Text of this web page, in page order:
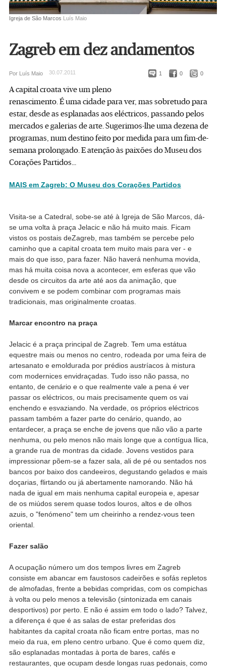
Igreja de São Marcos Luís Maio
Zagreb em dez andamentos
1 0 0
Por Luís Maio 30.07.2011
A capital croata vive um pleno
renascimento. É uma cidade para ver, mas sobretudo para
estar, desde as esplanadas aos eléctricos, passando pelos
mercados e galerias de arte. Sugerimos-lhe uma dezena de
programas, num destino feito por medida para um fim-de-
semana prolongado. E atenção às paixões do Museu dos
Corações Partidos...
MAIS em Zagreb: O Museu dos Corações Partidos
Visita-se a Catedral, sobe-se até à Igreja de São Marcos, dá-
se uma volta à praça Jelacic e não há muito mais. Ficam
vistos os postais deZagreb, mas também se percebe pelo
caminho que a capital croata tem muito mais para ver - e
mais do que isso, para fazer. Não haverá nenhuma movida,
mas há muita coisa nova a acontecer, em esferas que vão
desde os circuitos da arte até aos da animação, que
convivem e se podem combinar com programas mais
tradicionais, mas originalmente croatas.
Marcar encontro na praça
Jelacic é a praça principal de Zagreb. Tem uma estátua
equestre mais ou menos no centro, rodeada por uma feira de
artesanato e emoldurada por prédios austríacos à mistura
com modernices envidraçadas. Tudo isso não passa, no
entanto, de cenário e o que realmente vale a pena é ver
passar os eléctricos, ou mais precisamente quem os vai
enchendo e esvaziando. Na verdade, os próprios eléctricos
passam também a fazer parte do cenário, quando, ao
entardecer, a praça se enche de jovens que não vão a parte
nenhuma, ou pelo menos não mais longe que a contígua Ilica,
a grande rua de montras da cidade. Jovens vestidos para
impressionar põem-se a fazer sala, ali de pé ou sentados nos
bancos por baixo dos candeeiros, degustando gelados e mais
doçarias, flirtando ou já abertamente namorando. Não há
nada de igual em mais nenhuma capital europeia e, apesar
de os miúdos serem quase todos louros, altos e de olhos
azuis, o "fenómeno" tem um cheirinho a rendez-vous teen
oriental.
Fazer salão
A ocupação número um dos tempos livres em Zagreb
consiste em abancar em faustosos cadeirões e sofás repletos
de almofadas, frente a bebidas compridas, com os compichas
à volta ou pelo menos a televisão (sintonizada em canais
desportivos) por perto. E não é assim em todo o lado? Talvez,
a diferença é que é as salas de estar preferidas dos
habitantes da capital croata não ficam entre portas, mas no
meio da rua, em pleno centro urbano. Que é como quem diz,
são esplanadas montadas à porta de bares, cafés e
restaurantes, que ocupam desde longas ruas pedonais, como